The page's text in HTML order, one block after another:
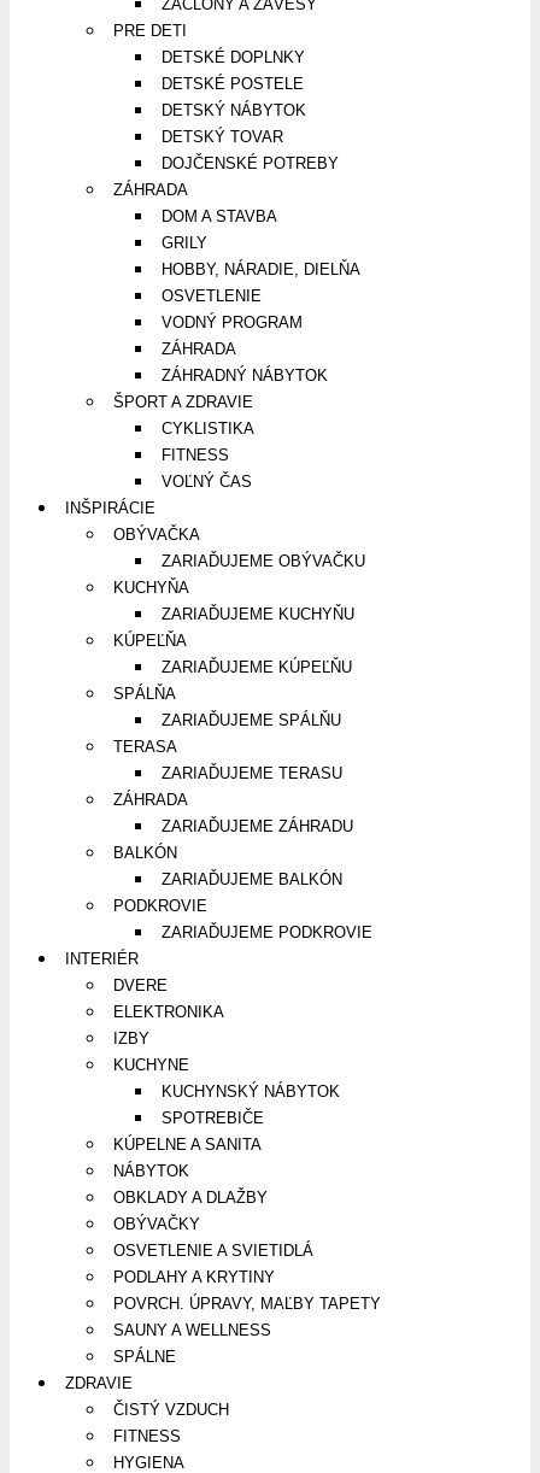
ZÁCLONY A ZÁVESY
PRE DETI
DETSKÉ DOPLNKY
DETSKÉ POSTELE
DETSKÝ NÁBYTOK
DETSKÝ TOVAR
DOJČENSKÉ POTREBY
ZÁHRADA
DOM A STAVBA
GRILY
HOBBY, NÁRADIE, DIELŇA
OSVETLENIE
VODNÝ PROGRAM
ZÁHRADA
ZÁHRADNÝ NÁBYTOK
ŠPORT A ZDRAVIE
CYKLISTIKA
FITNESS
VOĽNÝ ČAS
INŠPIRÁCIE
OBÝVAČKA
ZARIAĎUJEME OBÝVAČKU
KUCHYŇA
ZARIAĎUJEME KUCHYŇU
KÚPEĽŇA
ZARIAĎUJEME KÚPEĽŇU
SPÁLŇA
ZARIAĎUJEME SPÁLŇU
TERASA
ZARIAĎUJEME TERASU
ZÁHRADA
ZARIAĎUJEME ZÁHRADU
BALKÓN
ZARIAĎUJEME BALKÓN
PODKROVIE
ZARIAĎUJEME PODKROVIE
INTERIÉR
DVERE
ELEKTRONIKA
IZBY
KUCHYNE
KUCHYNSKÝ NÁBYTOK
SPOTREBIČE
KÚPELNE A SANITA
NÁBYTOK
OBKLADY A DLAŽBY
OBÝVAČKY
OSVETLENIE A SVIETIDLÁ
PODLAHY A KRYTINY
POVRCH. ÚPRAVY, MAĽBY TAPETY
SAUNY A WELLNESS
SPÁLNE
ZDRAVIE
ČISTÝ VZDUCH
FITNESS
HYGIENA